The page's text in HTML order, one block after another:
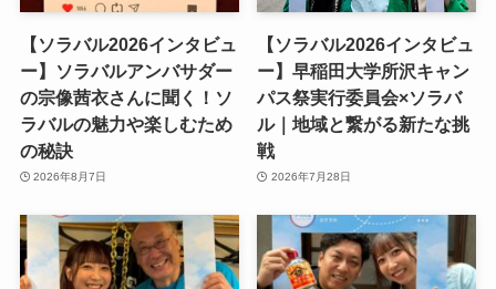
【ソラバル2026インタビュ
ー】ソラバルアンバサダー
の宗像茜衣さんに聞く！ソ
ラバルの魅力や楽しむため
の秘訣
2026年8月7日
【ソラバル2026インタビュ
ー】早稲田大学所沢キャン
パス祭実行委員会×ソラバ
ル｜地域と繋がる新たな挑
戦
2026年7月28日